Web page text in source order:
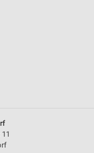
Informationen identifizieren